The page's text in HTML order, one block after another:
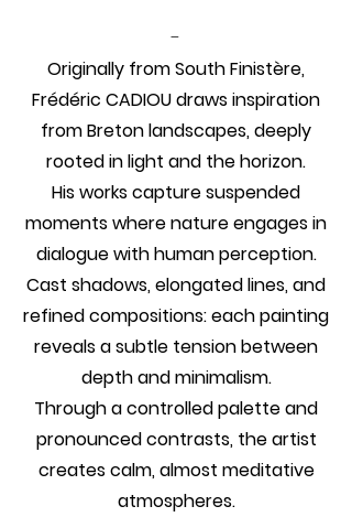
-
Originally from South Finistère,
Frédéric CADIOU draws inspiration
from Breton landscapes, deeply
rooted in light and the horizon.
His works capture suspended
moments where nature engages in
dialogue with human perception.
Cast shadows, elongated lines, and
refined compositions: each painting
reveals a subtle tension between
depth and minimalism.
Through a controlled palette and
pronounced contrasts, the artist
creates calm, almost meditative
atmospheres.